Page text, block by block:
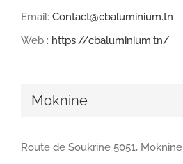
Email: Contact@cbaluminium.tn
Web : https://cbaluminium.tn/
Moknine
Route de Soukrine 5051, Moknine